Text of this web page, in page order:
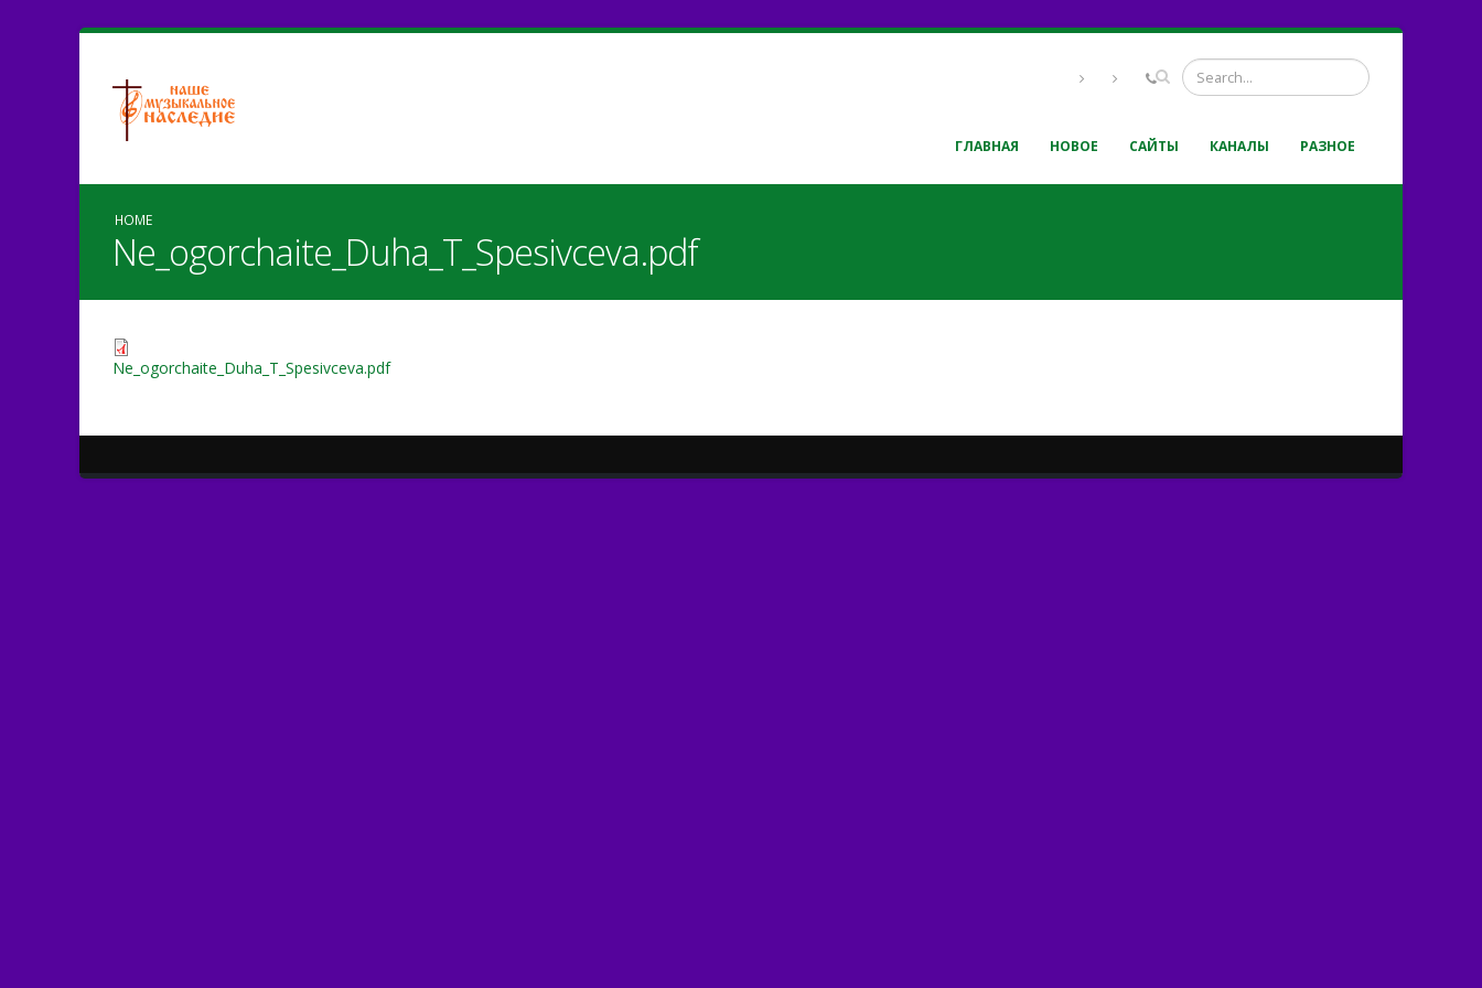
ГЛАВНАЯ НОВОЕ САЙТЫ КАНАЛЫ РАЗНОЕ
HOME
Ne_ogorchaite_Duha_T_Spesivceva.pdf
Ne_ogorchaite_Duha_T_Spesivceva.pdf